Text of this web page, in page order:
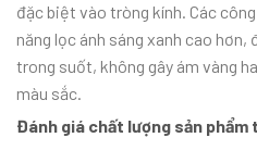
đặc biệt vào tròng kính. Các
năng lọc ánh sáng xanh cao
trong suốt, không gây ám vàng
màu sắc.
Đánh giá chất lượng sản